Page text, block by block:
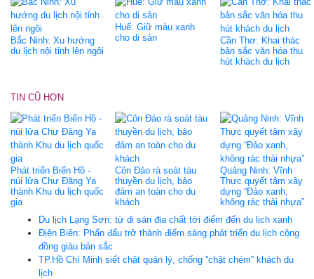
Bắc Ninh: Xu hướng
du lịch nội tỉnh lên ngôi
Huế: Giữ màu xanh
cho di sản
Cần Thơ: Khai thác
bản sắc văn hóa thu
hút khách du lịch
TIN CŨ HƠN
Phát triển Biển Hồ -
núi lửa Chư Đăng Ya
thành Khu du lịch quốc
gia
Côn Đảo rà soát tàu
thuyền du lịch, bảo
đảm an toàn cho du
khách
Quảng Ninh: Vĩnh
Thực quyết tâm xây
dựng “Đảo xanh,
không rác thải nhựa”
Du lịch Lạng Sơn: từ di sản địa chất tới điểm đến du lịch xanh
Điện Biên: Phấn đấu trở thành điểm sáng phát triển du lịch cộng
đồng giàu bản sắc
TP.Hồ Chí Minh siết chặt quản lý, chống ''chặt chém'' khách du
lịch